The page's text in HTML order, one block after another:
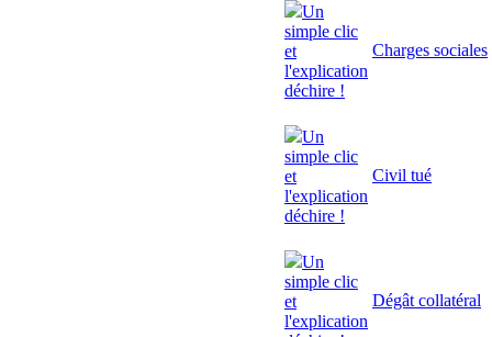
Un
simple clic
et
l'explication
déchire !
Charges sociales
Un
simple clic
et
l'explication
déchire !
Civil tué
Un
simple clic
et
l'explication
Dégât collatéral